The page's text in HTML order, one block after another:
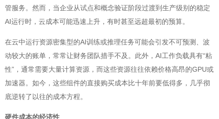
管服务。然而，当企业从试点和概念验证阶段过渡到生产级别的稳定
AI运行时，云成本可能迅速上升，有时甚至远超最初的预算。
在云中运行资源密集型的AI训练或推理任务可能会引发不可预测、波
动较大的账单，常常让财务团队措手不及。此外，AI工作负载具有“粘
性”，通常需要大量计算资源，而这些资源往往依赖价格高昂的GPU或
加速器。如今，这些组件的直接购买成本比十年前要低得多，几乎彻
底逆转了以往的成本方程。
硬件成本的经济性